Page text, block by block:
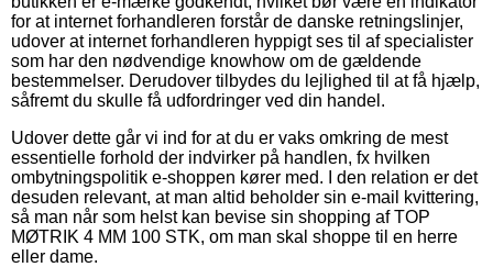
for at internet forhandleren forstår de danske retningslinjer,
udover at internet forhandleren hyppigt ses til af specialister
som har den nødvendige knowhow om de gældende
bestemmelser. Derudover tilbydes du lejlighed til at få hjælp,
såfremt du skulle få udfordringer ved din handel.
Udover dette går vi ind for at du er vaks omkring de mest
essentielle forhold der indvirker på handlen, fx hvilken
ombytningspolitik e-shoppen kører med. I den relation er det
desuden relevant, at man altid beholder sin e-mail kvittering,
så man når som helst kan bevise sin shopping af TOP
MØTRIK 4 MM 100 STK, om man skal shoppe til en herre
eller dame.